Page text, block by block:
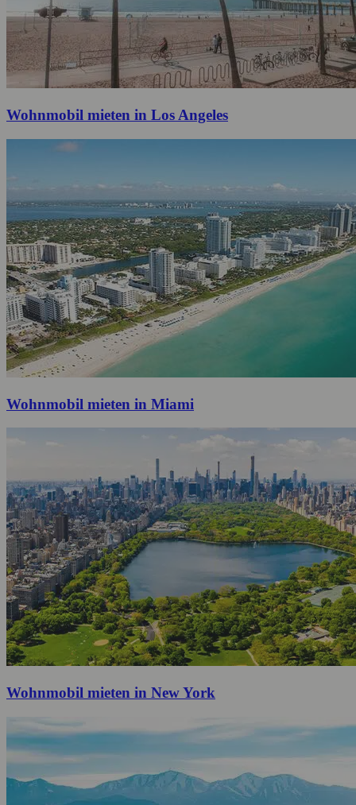
Wohnmobil mieten in Los Angeles
Wohnmobil mieten in Miami
Wohnmobil mieten in New York